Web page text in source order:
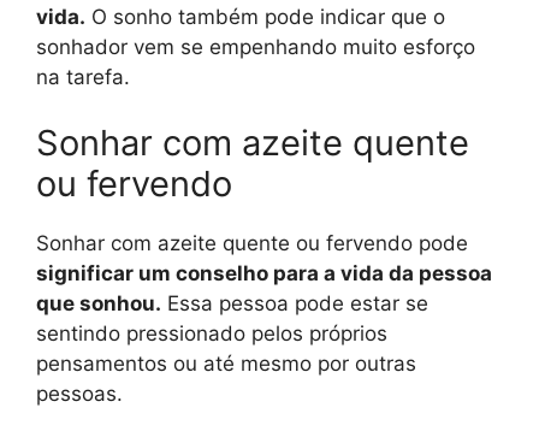
vida. O sonho também pode indicar que o
sonhador vem se empenhando muito esforço
na tarefa.
Sonhar com azeite quente
ou fervendo
Sonhar com azeite quente ou fervendo pode
significar um conselho para a vida da pessoa
que sonhou. Essa pessoa pode estar se
sentindo pressionado pelos próprios
pensamentos ou até mesmo por outras
pessoas.